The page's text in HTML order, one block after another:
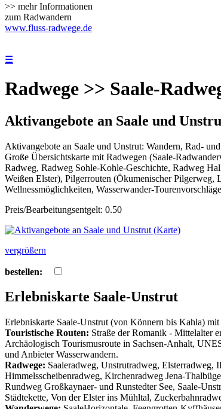
>> mehr Informationen
zum Radwandern
www.fluss-radwege.de
☰
Radwege >> Saale-
Aktivangebote an Saale und
Aktivangebote an Saale und Unstrut: Wandern, Rad-
Große Übersichtskarte mit Radwegen (Saale-
Radweg, Radweg Sohle-Kohle-Geschichte, Radweg
Weißen Elster), Pilgerrouten (Ökumenischer Pilgerweg,
Wellnessmöglichkeiten, Wasserwander-
Preis/Bearbeitungsentgelt: 0.50
vergrößern
bestellen:
Erlebniskarte Saale-Unstrut
Erlebniskarte Saale-Unstrut (von Könnern bis Kahla)
Touristische Routen: Straße der Romanik - Mittelalter
Archäologisch Tourismusroute in Sachsen-Anhalt,
und Anbieter Wasserwandern.
Radwege: Saaleradweg, Unstrutradweg, Elsterradweg,
Himmelsscheibenradweg, Kirchenradweg Jena-
Rundweg Großkaynaer- und Runstedter See, Saale-
Städtekette, Von der Elster ins Mühltal,